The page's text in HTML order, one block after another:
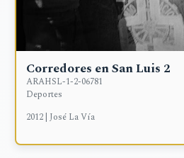
Corredores en San Luis 2
ARAHSL-1-2-06781
Deportes
2012 | José La Vía